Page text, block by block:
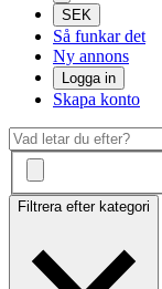
SEK
Så funkar det
Ny annons
Logga in
Skapa konto
Filtrera efter kategori